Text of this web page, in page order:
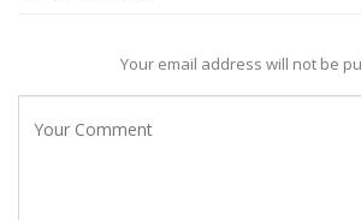
Your email address will not be